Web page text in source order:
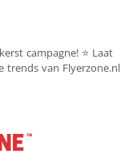
campagne! ⭐ Laat
trends van Flyerzone.nl